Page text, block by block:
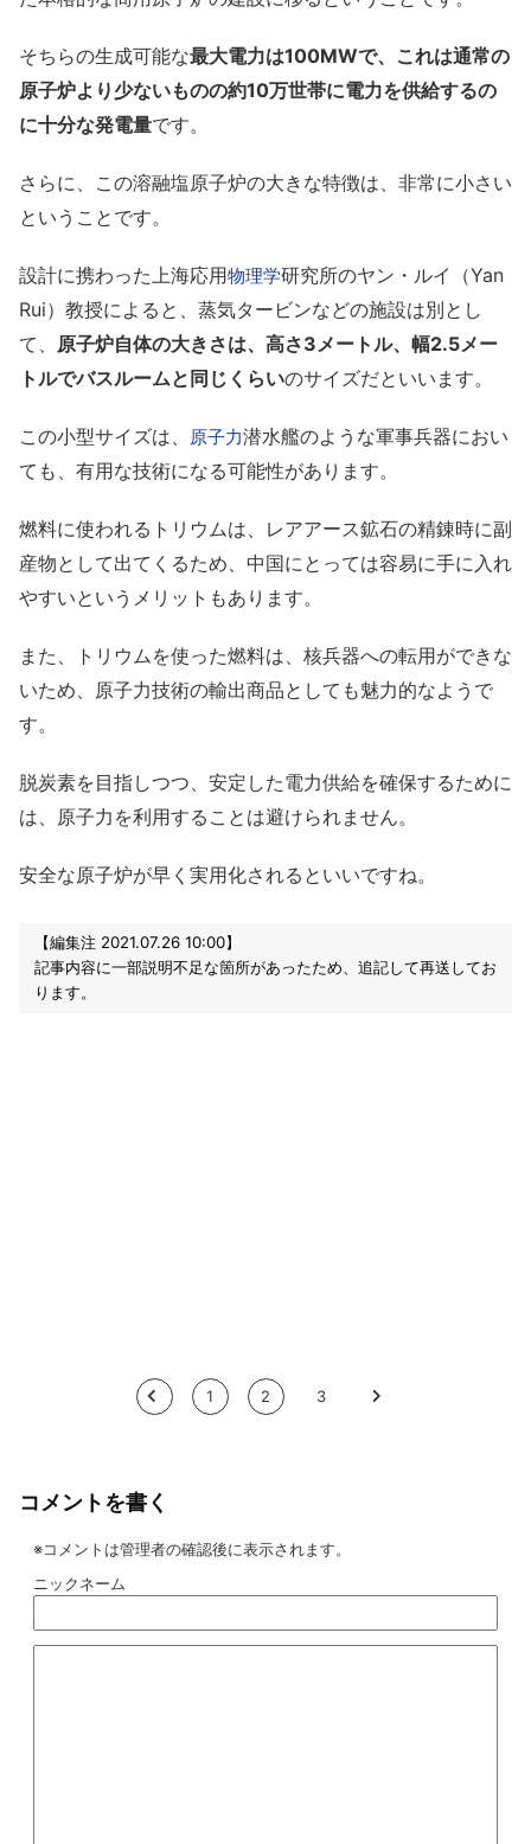
そちらの生成可能な最大電力は100MWで、これは通常の
原子炉より少ないものの約10万世帯に電力を供給するの
に十分な発電量です。
さらに、この溶融塩原子炉の大きな特徴は、非常に小さい
ということです。
設計に携わった上海応用物理学研究所のヤン・ルイ（Yan
Rui）教授によると、蒸気タービンなどの施設は別とし
て、 原子炉自体の大きさは、高さ3メートル、幅2.5メー
トルでバスルームと同じくらいのサイズだといいます。
この小型サイズは、 原子力潜水艦のような軍事兵器におい
ても、有用な技術になる可能性があります。
燃料に使われるトリウムは、レアアース鉱石の精錬時に副
産物として出てくるため、中国にとっては容易に手に入れ
やすいというメリットもあります。
また、トリウムを使った燃料は、核兵器への転用ができな
いため、原子力技術の輸出商品としても魅力的なようで
す。
脱炭素を目指しつつ、安定した電力供給を確保するために
は、原子力を利用することは避けられません。
安全な原子炉が早く実用化されるといいですね。
【編集注 2021.07.26 10:00】
記事内容に一部説明不足な箇所があったため、追記して再送してお
ります。
< 1 2 3 >
コメントを書く
※コメントは管理者の確認後に表示されます。
ニックネーム